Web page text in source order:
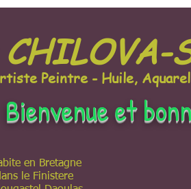
CHILOVA-
Peintre - Huile,
en Bretagne
le Finistere
Bienvenue et